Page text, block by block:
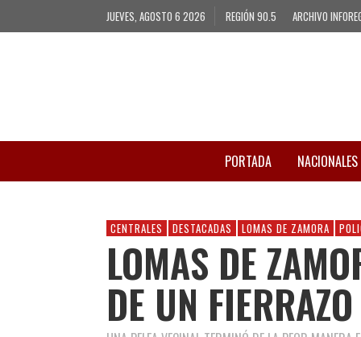
JUEVES, AGOSTO 6 2026 REGIÓN 90.5 ARCHIVO
PORTADA NACIONALES
CENTRALES DESTACADAS LOMAS DE ZAMORA
LOMAS DE
DE UN